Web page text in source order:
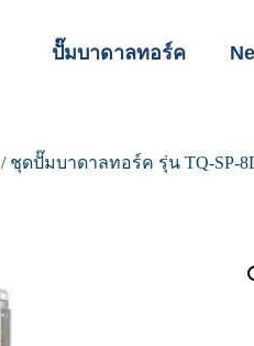
ปั๊มบาดาลทอร์ค
/ ชุดปั๊มบาดาลทอร์ค รุ่น TQ-SP-